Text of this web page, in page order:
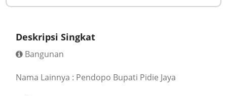
Deskripsi Singkat
Bangunan
Nama Lainnya : Pendopo Bupati Pidie Jaya